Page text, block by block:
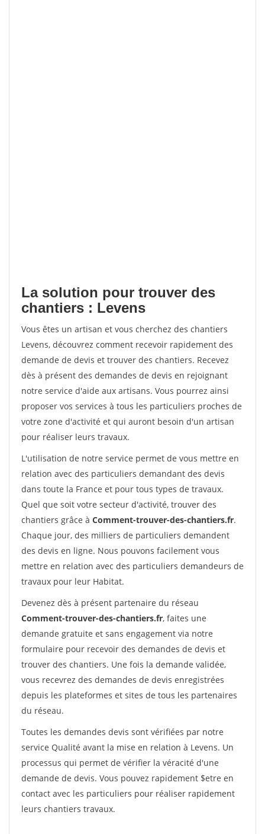
La solution pour trouver des
chantiers : Levens
Vous êtes un artisan et vous cherchez des chantiers
Levens, découvrez comment recevoir rapidement des
demande de devis et trouver des chantiers. Recevez
dès à présent des demandes de devis en rejoignant
notre service d'aide aux artisans. Vous pourrez ainsi
proposer vos services à tous les particuliers proches de
votre zone d'activité et qui auront besoin d'un artisan
pour réaliser leurs travaux.
L'utilisation de notre service permet de vous mettre en
relation avec des particuliers demandant des devis
dans toute la France et pour tous types de travaux.
Quel que soit votre secteur d'activité, trouver des
chantiers grâce à Comment-trouver-des-chantiers.fr.
Chaque jour, des milliers de particuliers demandent
des devis en ligne. Nous pouvons facilement vous
mettre en relation avec des particuliers demandeurs de
travaux pour leur Habitat.
Devenez dès à présent partenaire du réseau
Comment-trouver-des-chantiers.fr, faites une
demande gratuite et sans engagement via notre
formulaire pour recevoir des demandes de devis et
trouver des chantiers. Une fois la demande validée,
vous recevrez des demandes de devis enregistrées
depuis les plateformes et sites de tous les partenaires
du réseau.
Toutes les demandes devis sont vérifiées par notre
service Qualité avant la mise en relation à Levens. Un
processus qui permet de vérifier la véracité d'une
demande de devis. Vous pouvez rapidement $etre en
contact avec les particuliers pour réaliser rapidement
leurs chantiers travaux.